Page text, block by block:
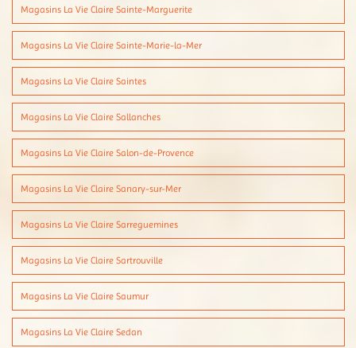
Magasins La Vie Claire Sainte-Marguerite
Magasins La Vie Claire Sainte-Marie-la-Mer
Magasins La Vie Claire Saintes
Magasins La Vie Claire Sallanches
Magasins La Vie Claire Salon-de-Provence
Magasins La Vie Claire Sanary-sur-Mer
Magasins La Vie Claire Sarreguemines
Magasins La Vie Claire Sartrouville
Magasins La Vie Claire Saumur
Magasins La Vie Claire Sedan